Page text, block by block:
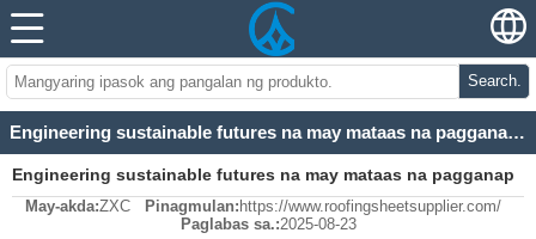
Search.
Engineering sustainable futures na may mataas na pagganap na translucent na mga solusyon sa bubong
Engineering sustainable futures na may mataas na pagganap
na translucent na mga solusyon sa bubong
May-akda:ZXC Pinagmulan: https://www.roofingsheetsupplier.com/
Paglabas sa.:2025-08-23